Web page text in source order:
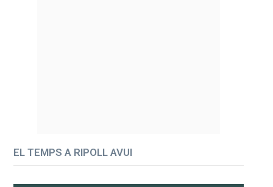
EL TEMPS A RIPOLL AVUI